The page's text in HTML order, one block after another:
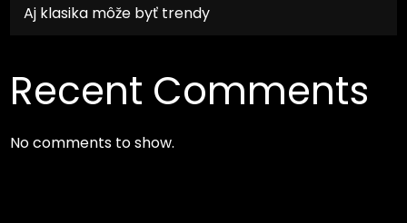
Aj klasika môže byť trendy
Recent Comments
No comments to show.